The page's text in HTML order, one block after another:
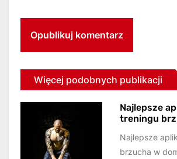
Więcej podobnych publikacji
Najlepsze
treningu
Najlepsze
brzucha w